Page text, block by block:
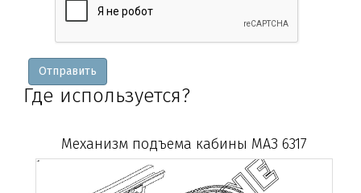
уточнения
Отправить
Где используется?
Механизм подъема кабины МАЗ 6317